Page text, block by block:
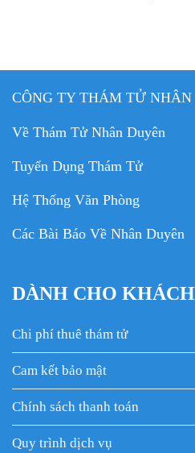
CÔNG TY THÁM TỬ
Về Thám Tử Nhân Duyên
Tuyển Dụng Thám Tử
Hệ Thống Văn Phòng
Các Bài Báo Về Nhân Duyên
DÀNH CHO
Chi phí thuê thám tử
Cam kết bảo mật
Chính sách thanh toán
Quy trình dịch vụ